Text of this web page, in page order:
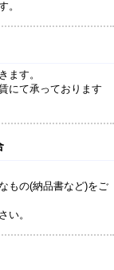
。
ます。
にて承っております
もの(納品書など)をご
い。